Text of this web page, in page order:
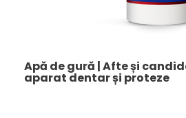
Apă de gură | Afte și
aparat dentar și proteze